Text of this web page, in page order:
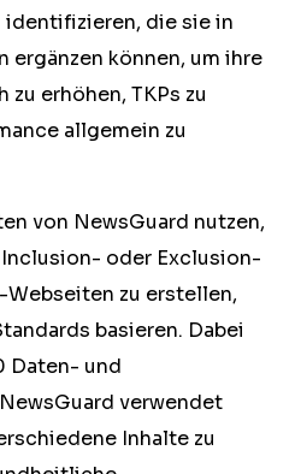
die sie in
ergänzen können, um ihre
erhöhen, TKPs zu
allgemein zu
von NewsGuard nutzen,
oder Exclusion-
zu erstellen,
basieren. Dabei
Daten- und
verwendet
Inhalte zu